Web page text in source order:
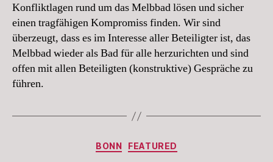
Konfliktlagen rund um das Melbbad lösen und sicher
einen tragfähigen Kompromiss finden. Wir sind
überzeugt, dass es im Interesse aller Beteiligter ist, das
Melbbad wieder als Bad für alle herzurichten und sind
offen mit allen Beteiligten (konstruktive) Gespräche zu
führen.
Kategorien
BONN FEATURED